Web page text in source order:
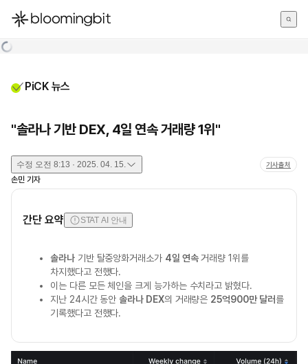
한국어
PiCK 뉴스
"솔라나 기반 DEX, 4일 연속 거래량 1위"
수정 오전 8:13 · 2025. 04. 15. 기사출처
손민 기자
간단 요약 STAT AI 안내
솔라나기반 탈중앙화거래소가 4일 연속거래량 1위를
차지했다고 전했다.
이는 다른 모든 체인을 크게 능가하는 수치라고 밝혔다.
지난 24시간 동안솔라나 DEX의 거래량은 25억900만 달러를
기록했다고 전했다.